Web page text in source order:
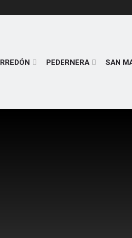
PEDERNERA SAN